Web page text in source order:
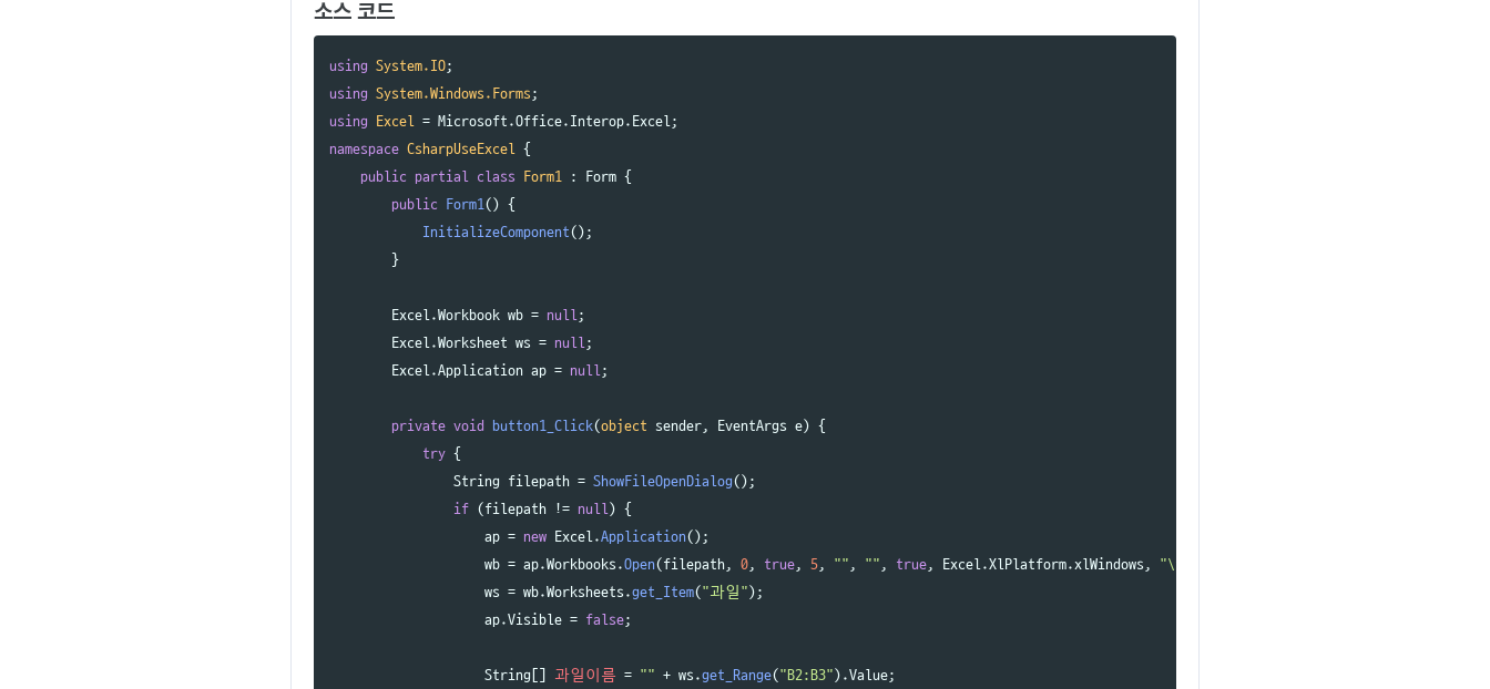
소스 코드
using System.IO;
using System.Windows.Forms ;
using
Excel = Microsoft .Office. Interop. Excel ;
namespace CsharpUseExcel
{
public partial class Form1 : Form {
public
Form1 () {
InitializeComponent();
}
Excel .Workbook wb = null ;
Excel .Worksheet ws = null ;
Excel .Application ap = null ;
private void button1_Click(object sender, EventArgs e) {
try {
String filepath = ShowFileOpenDialog();
if ( filepath != null ) {
ap = new Excel .Application();
wb = ap.Workbooks .Open( filepath, 0, true, 5, "" , "" , true, Excel .XlPlatform.xlWindows , "\t"
ws = wb.Worksheets .get_Item( "과일" );
ap.Visible = false;
String 과일이름 = "" + ws .get_Range( "B2:B3" ).Value;